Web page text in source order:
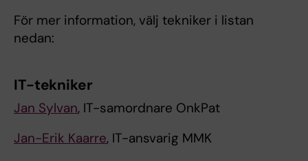
För mer information, välj tekniker i listan
nedan:
IT-tekniker
Jan Sylvan, IT-samordnare OnkPat
Jan-Erik Kaarre, IT-ansvarig MMK